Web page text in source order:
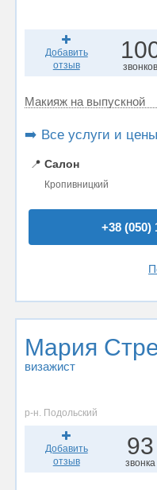
Добавить
отзыв
звонков
Макияж на выпускной
➡️ Все услуги и
📍 Салон
Кропивницкий
+38 (050)
Мария
визажист
р-н. Подольский
Добавить
отзыв
93
звонка